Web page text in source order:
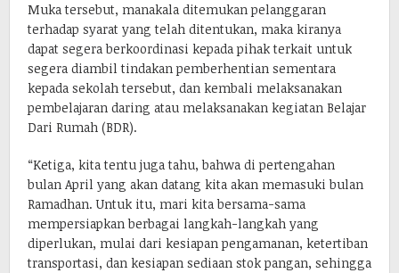
Muka tersebut, manakala ditemukan pelanggaran
terhadap syarat yang telah ditentukan, maka kiranya
dapat segera berkoordinasi kepada pihak terkait untuk
segera diambil tindakan pemberhentian sementara
kepada sekolah tersebut, dan kembali melaksanakan
pembelajaran daring atau melaksanakan kegiatan Belajar
Dari Rumah (BDR).
“Ketiga, kita tentu juga tahu, bahwa di pertengahan
bulan April yang akan datang kita akan memasuki bulan
Ramadhan. Untuk itu, mari kita bersama-sama
mempersiapkan berbagai langkah-langkah yang
diperlukan, mulai dari kesiapan pengamanan, ketertiban
transportasi, dan kesiapan sediaan stok pangan, sehingga